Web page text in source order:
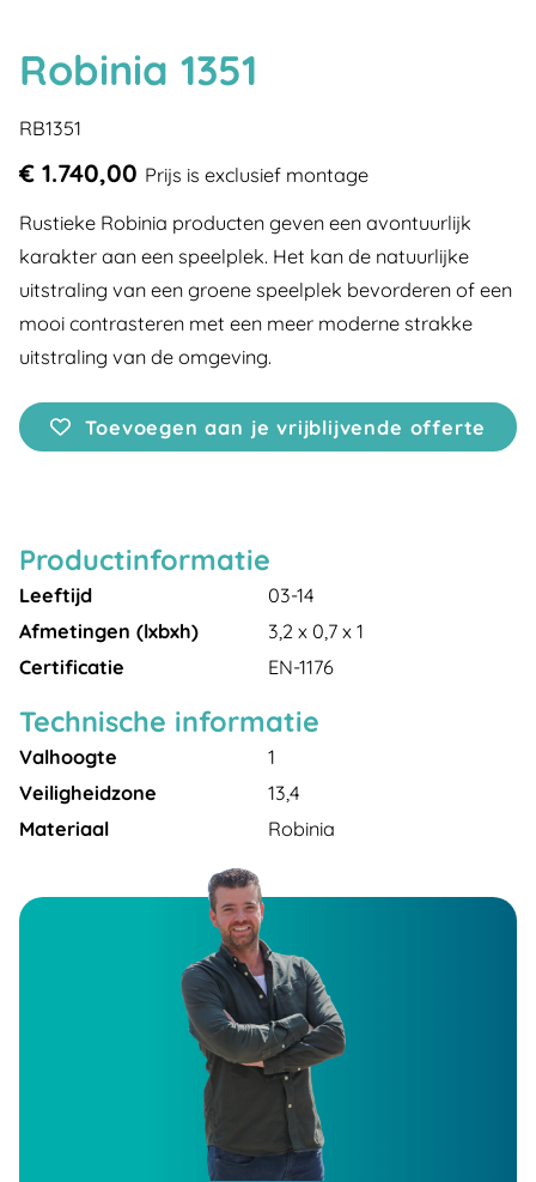
Robinia 1351
RB1351
€ 1.740,00 Prijs is exclusief montage
Rustieke Robinia producten geven een avontuurlijk
karakter aan een speelplek. Het kan de natuurlijke
uitstraling van een groene speelplek bevorderen of een
mooi contrasteren met een meer moderne strakke
uitstraling van de omgeving.
Toevoegen aan je vrijblijvende offerte
Productinformatie
Leeftijd
03-14
Afmetingen (lxbxh)
3,2 x 0,7 x 1
Certificatie
EN-1176
Technische informatie
Valhoogte
1
Veiligheidzone
13,4
Materiaal
Robinia